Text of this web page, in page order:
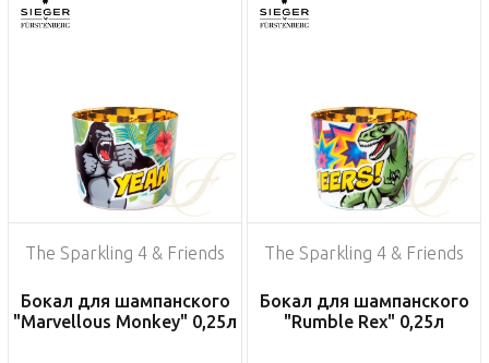
The Sparkling 4 & Friends
Бокал для шампанского
"Marvellous Monkey" 0,25л
The Sparkling 4 & Friends
Бокал для шампанского
"Rumble Rex" 0,25л